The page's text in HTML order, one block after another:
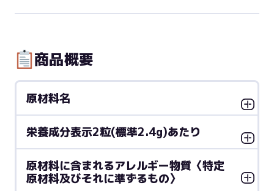
商品概要
原材料名
栄養成分表示2粒(標準2.4g)あたり
原材料に含まれるアレルギー物質〈特定
原材料及びそれに準ずるもの〉